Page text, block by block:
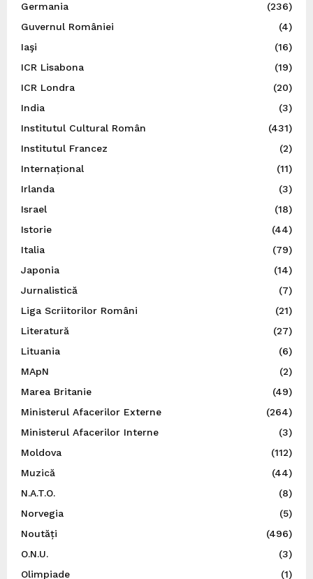
Germania
(236)
Guvernul României
(4)
Iaşi
(16)
ICR Lisabona
(19)
ICR Londra
(20)
India
(3)
Institutul Cultural Român
(431)
Institutul Francez
(2)
Internațional
(11)
Irlanda
(3)
Israel
(18)
Istorie
(44)
Italia
(79)
Japonia
(14)
Jurnalistică
(7)
Liga Scriitorilor Români
(21)
Literatură
(27)
Lituania
(6)
MApN
(2)
Marea Britanie
(49)
Ministerul Afacerilor Externe
(264)
Ministerul Afacerilor Interne
(3)
Moldova
(112)
Muzică
(44)
N.A.T.O.
(8)
Norvegia
(5)
Noutăți
(496)
O.N.U.
(3)
Olimpiade
(1)